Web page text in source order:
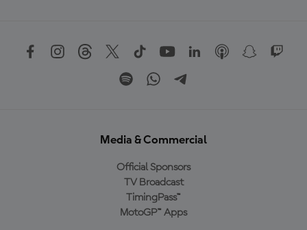
Media & Commercial
Official Sponsors
TV Broadcast
TimingPass™
MotoGP™ Apps